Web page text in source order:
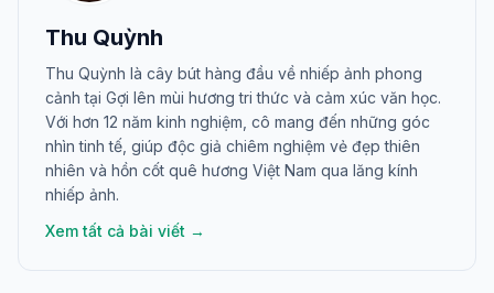
Thu Quỳnh
Thu Quỳnh là cây bút hàng đầu về nhiếp ảnh phong
cảnh tại Gợi lên mùi hương tri thức và cảm xúc văn học.
Với hơn 12 năm kinh nghiệm, cô mang đến những góc
nhìn tinh tế, giúp độc giả chiêm nghiệm vẻ đẹp thiên
nhiên và hồn cốt quê hương Việt Nam qua lăng kính
nhiếp ảnh.
Xem tất cả bài viết →